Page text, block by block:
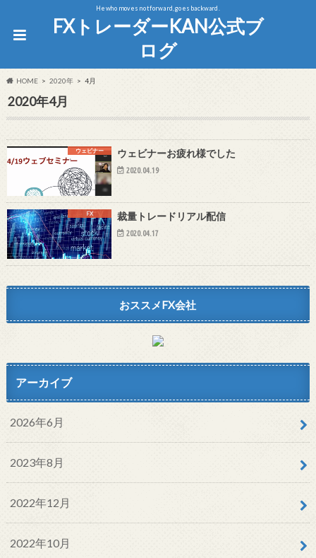
He who moves not forward, goes backward.
FXトレーダーKAN公式ブ
ログ
HOME 2020年 4月
2020年4月
ウェビナー ウェビナーお疲れ様でした
2020.04.19
FX 裁量トレードリアル配信
2020.04.17
おススメFX会社
アーカイブ
2026年6月
2023年8月
2022年12月
2022年10月